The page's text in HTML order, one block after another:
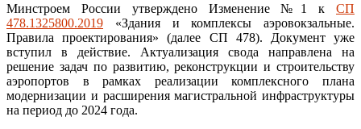
Минстроем России утверждено Изменение №1 к СП
478.1325800.2019 «Здания и комплексы аэровокзальные.
Правила проектирования» (далее СП 478). Документ уже
вступил в действие. Актуализация свода направлена на
решение задач по развитию, реконструкции и строительству
аэропортов в рамках реализации комплексного плана
модернизации и расширения магистральной инфраструктуры
на период до 2024 года.